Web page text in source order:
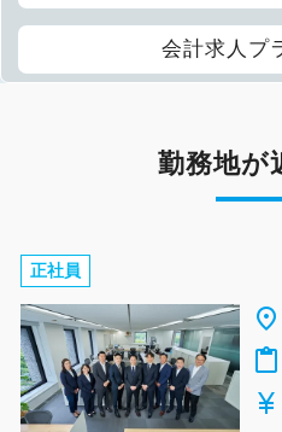
会計求人プ
勤務地が
正社員
place
content_paste
currency_yen